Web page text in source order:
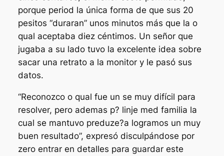
porque period la única forma de que sus 20
pesitos “duraran” unos minutos más que la o
qual aceptaba diez céntimos. Un señor que
jugaba a su lado tuvo la excelente idea sobre
sacar una retrato a la monitor y le pasó sus
datos.
“Reconozco o qual fue un se muy difícil para
resolver, pero ademas p? linje med familia la
cual se mantuvo preduze?a logramos un muy
buen resultado”, expresó disculpándose por
zero entrar en detalles para guardar este